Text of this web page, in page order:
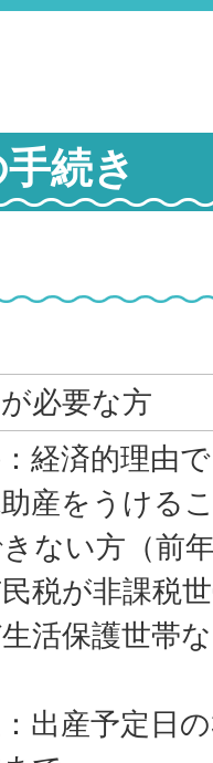
続き
必要な方
経済的理由
産をうける
ない方（前
税が非課税
活保護世帯な
出産予定日